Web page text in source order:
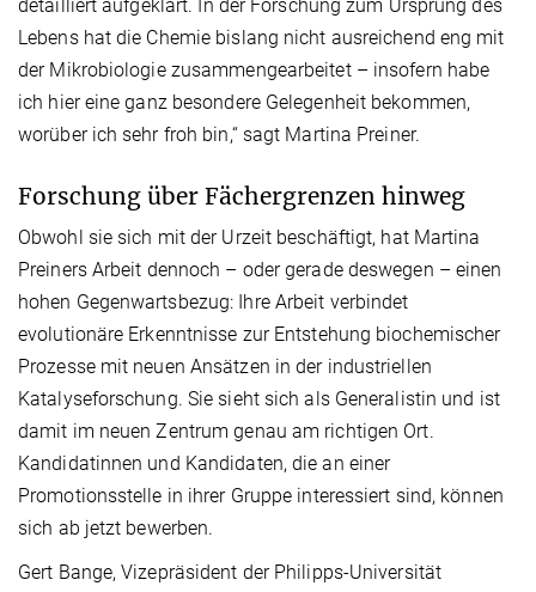
detailliert aufgeklärt. In der Forschung zum Ursprung des
Lebens hat die Chemie bislang nicht ausreichend eng mit
der Mikrobiologie zusammengearbeitet – insofern habe
ich hier eine ganz besondere Gelegenheit bekommen,
worüber ich sehr froh bin,“ sagt Martina Preiner.
Forschung über Fächergrenzen hinweg
Obwohl sie sich mit der Urzeit beschäftigt, hat Martina
Preiners Arbeit dennoch – oder gerade deswegen – einen
hohen Gegenwartsbezug: Ihre Arbeit verbindet
evolutionäre Erkenntnisse zur Entstehung biochemischer
Prozesse mit neuen Ansätzen in der industriellen
Katalyseforschung. Sie sieht sich als Generalistin und ist
damit im neuen Zentrum genau am richtigen Ort.
Kandidatinnen und Kandidaten, die an einer
Promotionsstelle in ihrer Gruppe interessiert sind, können
sich ab jetzt bewerben.
Gert Bange, Vizepräsident der Philipps-Universität